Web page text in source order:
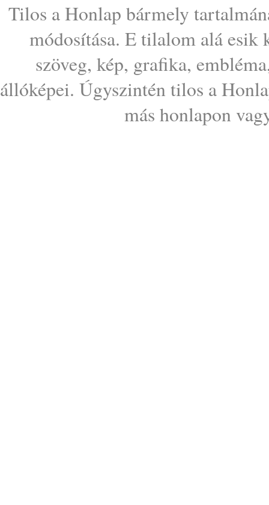
Tilos a Honlap bármely
módosítása. E tilalom alá esik
szöveg, kép, grafika,
állóképei. Úgyszintén tilos a
más honlapon